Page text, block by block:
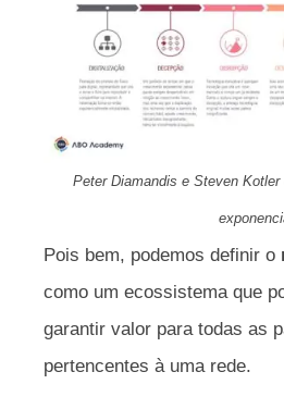
Peter Diamandis e Steven
Pois bem, podemos definir o
como um ecossistema que
garantir valor para todas as
pertencentes à uma rede.